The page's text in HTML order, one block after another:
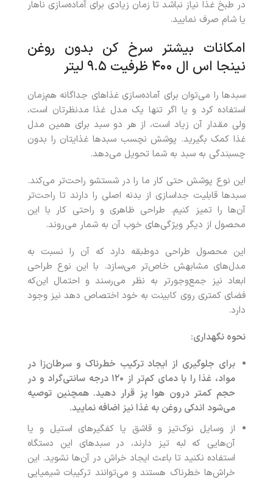
در طبخ غذا نیاز نباشد تا زمان زیادی برای آماده‌سازی ناهار
یا شام صرف نمایید.
امکانات بیشتر سرخ کن بدون روغن
نینجا اس ال ۴۰۰ ظرفیت ۹.۵ لیتر
سبدها را می‌توان برای آماده‌سازی غذاهای جداگانه هم‌زمان
استفاده کرد و یا اگر تنها یک مدل غذا مدنظرتان است،
ولی مقدار آن زیاد است، از هر دو سبد برای همین مدل
غذا کمک بگیرید. پوشش نچسب سبدها غذایتان را بدون
چسبندگی به سبد به شما تحویل می‌دهد.
این نوع پوشش حتی کار ما را در شستشو راحت‌تر می‌کند.
سبدها قابلیت جداسازی از بدنه اصلی را دارند تا راحت‌تر
آن‌ها را تمیز کنیم. طراحی ظاهری و راحتی کار با این
محصول از دیگر ویژگی‌های خوب آن به شمار می‌روند.
این محصول طراحی دوطبقه دارد که آن را نسبت به
مدل‌های مشابهش خاص‌تر می‌سازد. با این نوع طراحی
ابعاد نیز جمع‌وجورتر به نظر می‌رسند و احتمال این‌که
فضای کمتری روی کابینت به خود اختصاص دهد نیز وجود
دارد.
نحوه نگهداری:
برای جلوگیری از ایجاد ترکیب خطرناک و سرطان‌زا در
مواد، غذا را با دمای کم‌تر از ۱۲۰ درجه سانتی‌گراد و در
حجم کمتر درون هوا پز قرار دهید. همچنین توصیه
می‌شود اندکی روغن به غذا نیز اضافه نمایید.
از وسایل نوک‌تیز و قاشق یا کفگیرهای استیل و یا
آن‌هایی که لبه تیز دارند، در سبدهای این دستگاه
استفاده نکنید تا باعث ایجاد خراش در آن‌ها نشوید. این
خراش‌ها خطرناک هستند و می‌توانند ترکیبات شیمیایی